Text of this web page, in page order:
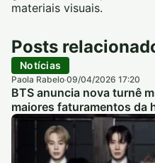
materiais visuais.
Posts
Notícias
Paola Rabelo·09/04/2026 17:20
BTS anuncia nova turnê
maiores faturamentos da